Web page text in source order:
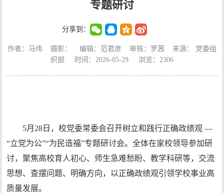
专题研讨
分享到：
作者：马伟 摄影： 编辑：范君彦 审核：罗茜 来源： 党委组
织部 时间：2026-05-29 浏览： 2306
5月28日，校党委常委会召开树立和践行正确政绩观 —
“立党为公”“为民造福”专题研讨会。全体在家校领导参加研
讨，聚焦高校育人初心、师生急难愁盼、教学科研等，交流
思想、查摆问题、明确方向，以正确政绩观引领学校事业高
质量发展。